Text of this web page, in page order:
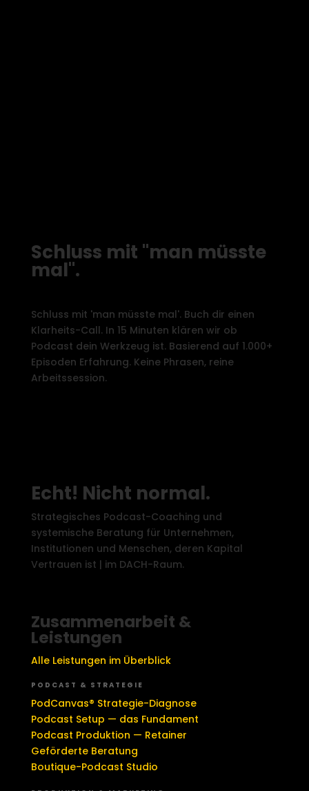
Schluss mit "man müsste
mal".
Schluss mit 'man müsste mal'. Buch dir einen
Klarheits-Call. In 15 Minuten klären wir ob
Podcast dein Werkzeug ist. Basierend auf 1.000+
Episoden Erfahrung. Keine Phrasen, reine
Arbeitssession.
Echt! Nicht normal.
Strategisches Podcast-Coaching und
systemische Beratung für Unternehmen,
Institutionen und Menschen, deren Kapital
Vertrauen ist | im DACH-Raum.
Zusammenarbeit &
Leistungen
Alle Leistungen im Überblick
PODCAST & STRATEGIE
PodCanvas® Strategie-Diagnose
Podcast Setup — das Fundament
Podcast Produktion — Retainer
Geförderte Beratung
Boutique-Podcast Studio